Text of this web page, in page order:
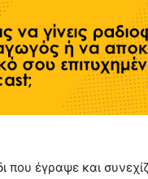
που έγραψε και